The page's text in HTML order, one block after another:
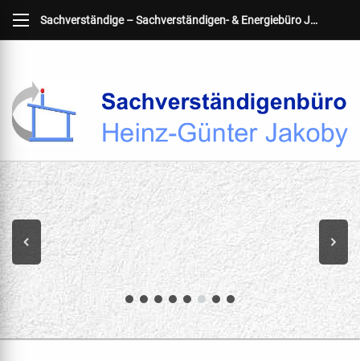
Sachverständige – Sachverständigen- & Energiebüro Jakoby